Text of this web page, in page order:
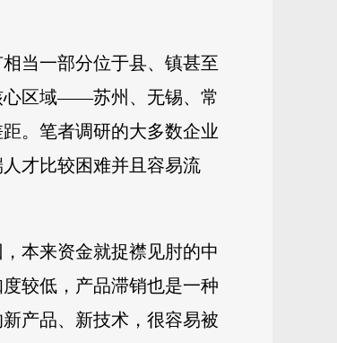
当一部分位于县、镇甚至
心区域——苏州、无锡、常
。笔者调研的大多数企业
才比较困难并且容易流
本来资金就捉襟见肘的中
较低，产品滞销也是一种
产品、新技术，很容易被